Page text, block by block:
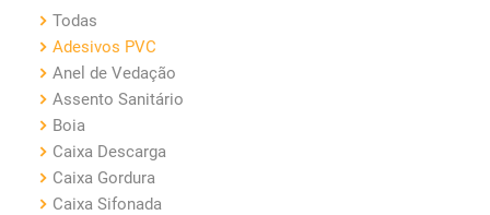
Todas
Adesivos PVC
Anel de Vedação
Assento Sanitário
Boia
Caixa Descarga
Caixa Gordura
Caixa Sifonada